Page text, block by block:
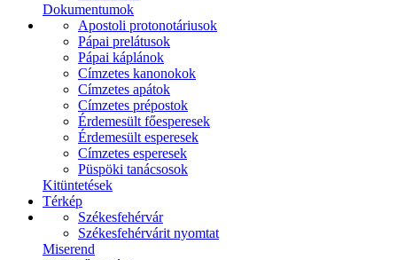
Dokumentumok
Apostoli protonotáriusok
Pápai prelátusok
Pápai káplánok
Címzetes kanonokok
Címzetes apátok
Címzetes prépostok
Érdemesült főesperesek
Érdemesült esperesek
Címzetes esperesek
Püspöki tanácsosok
Kitüntetések
Térkép
Székesfehérvár
Székesfehérvárit nyomtat
Miserend